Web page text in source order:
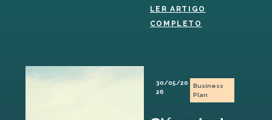
LER ARTIGO
COMPLETO
30/05/20
26
Business
Plan